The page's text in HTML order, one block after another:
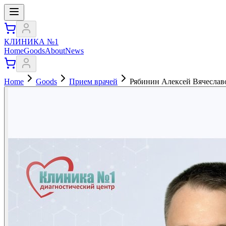
КЛИНИКА №1
HomeGoodsAboutNews
Home Goods Прием врачей Рябинин Алексей